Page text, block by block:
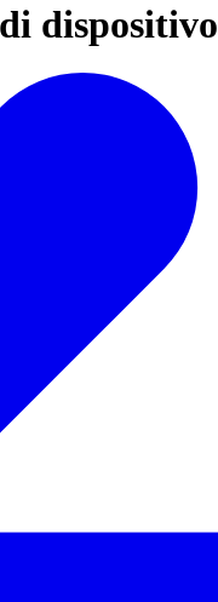
dispositivo